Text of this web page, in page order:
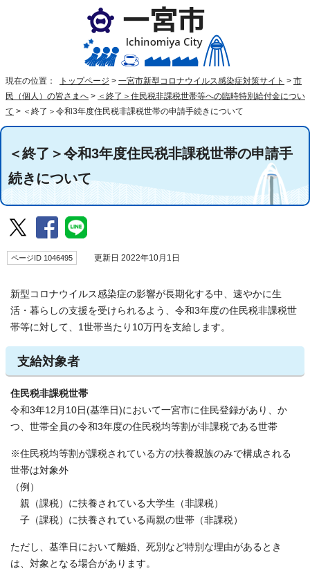
現在の位置： トップページ > 一宮市新型コロナウイルス感染症対策サイト > 市
民（個人）の皆さまへ > ＜終了＞住民税非課税世帯等への臨時特別給付金につい
て > ＜終了＞令和3年度住民税非課税世帯の申請手続きについて
＜終了＞令和3年度住民税非課税世帯の申請手
続きについて
ページID 1046495 更新日 2022年10月1日
新型コロナウイルス感染症の影響が長期化する中、速やかに生
活・暮らしの支援を受けられるよう、令和3年度の住民税非課税世
帯等に対して、1世帯当たり10万円を支給します。
支給対象者
住民税非課税世帯
令和3年12月10日(基準日)において一宮市に住民登録があり、か
つ、世帯全員の令和3年度の住民税均等割が非課税である世帯
※住民税均等割が課税されている方の扶養親族のみで構成される
世帯は対象外
（例）
親（課税）に扶養されている大学生（非課税）
子（課税）に扶養されている両親の世帯（非課税）
ただし、基準日において離婚、死別など特別な理由があるとき
は、対象となる場合があります。